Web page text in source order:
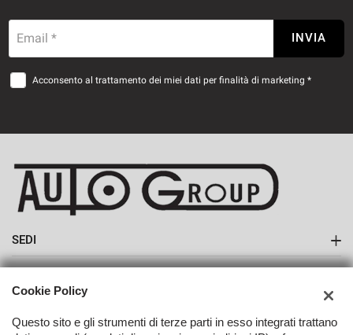
Email * INVIA
Acconsento al trattamento dei miei dati per finalità di marketing *
SEDI
Sede di Monte San Savino
AZIENDA
Cookie Policy
Questo sito e gli strumenti di terze parti in esso integrati trattano